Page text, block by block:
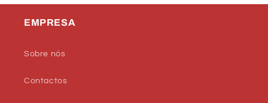
EMPRESA
Sobre nós
Contactos